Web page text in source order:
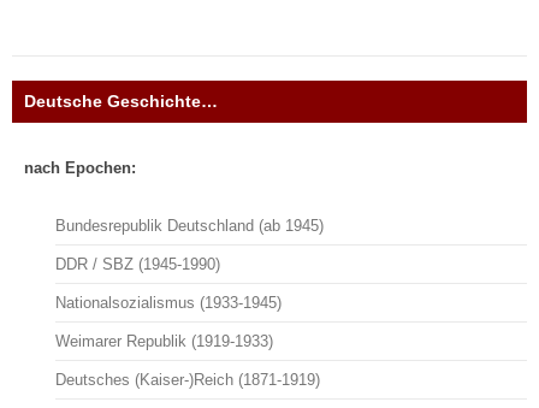
Deutsche Geschichte…
nach Epochen:
Bundesrepublik Deutschland (ab 1945)
DDR / SBZ (1945-1990)
Nationalsozialismus (1933-1945)
Weimarer Republik (1919-1933)
Deutsches (Kaiser-)Reich (1871-1919)